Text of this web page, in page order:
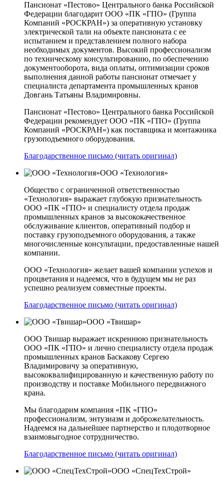
Пансионат «Пестово» Центрального банка Российской
Федерации благодарит ООО «ПК «ГПО» (Группа
Компаний «РОСКРАН») за оперативную установку
электрической тали на объекте пансионата с ее
испытанием и представлением полного набора
необходимых документов. Высокий профессионализм
по техническому консультированию, по обеспечению
документооборота, вида оплаты, оптимизации сроков
выполнения данной работы пансионат отмечает у
специалиста департамента промышленных кранов
Довгань Татьяны Владимировны.
Пансионат «Пестово» Центрального банка Российской
Федерации рекомендует ООО «ПК «ГПО» (Группа
Компаний «РОСКРАН») как поставщика и монтажника
грузоподъемного оборудования.
Благодарственное письмо (читать оригинал)
ООО «Технология»
Общество с ограниченной ответственностью
«Технология» выражает глубокую признательность
ООО «ПК «ГПО» и специалисту отдела продаж
промышленных кранов за высококачественное
обслуживание клиентов, оперативный подбор и
поставку грузоподъемного оборудования, а также
многочисленные консультации, предоставленные нашей
компании.
ООО «Технология» желает вашей компании успехов и
процветания и надеемся, что в будущем мы не раз
успешно реализуем совместные проекты.
Благодарственное письмо (читать оригинал)
ООО «Твишар»
ООО Твишар выражает искреннюю признательность
ООО «ПК «ГПО» и лично специалисту отдела продаж
промышленных кранов Баскакову Сергею
Владимировичу за оперативную,
высококвалифицированную и качественную работу по
производству и поставке Мобильного передвижного
крана.
Мы благодарим компания «ПК «ГПО»
профессионализм, энтузиазм и доброжелательность.
Надеемся на дальнейшее партнерство и плодотворное
взаимовыгодное сотрудничество.
Благодарственное письмо (читать оригинал)
ООО «СпецТехСтрой»